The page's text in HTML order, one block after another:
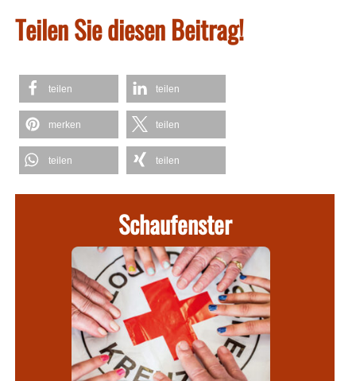
Teilen Sie diesen Beitrag!
teilen teilen
merken teilen
teilen teilen
Schaufenster